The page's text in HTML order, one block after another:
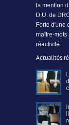
la mention
D.U. de
Forte d'une
maître-mots
réactivité.
Actualités